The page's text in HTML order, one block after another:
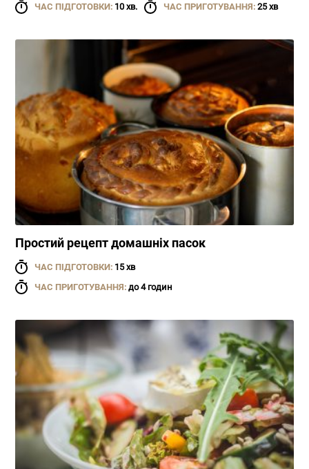
ЧАС ПІДГОТОВКИ: 10 хв. ЧАС ПРИГОТУВАННЯ: 25 хв
Простий рецепт домашніх пасок
ЧАС ПІДГОТОВКИ: 15 хв
ЧАС ПРИГОТУВАННЯ: до 4 годин